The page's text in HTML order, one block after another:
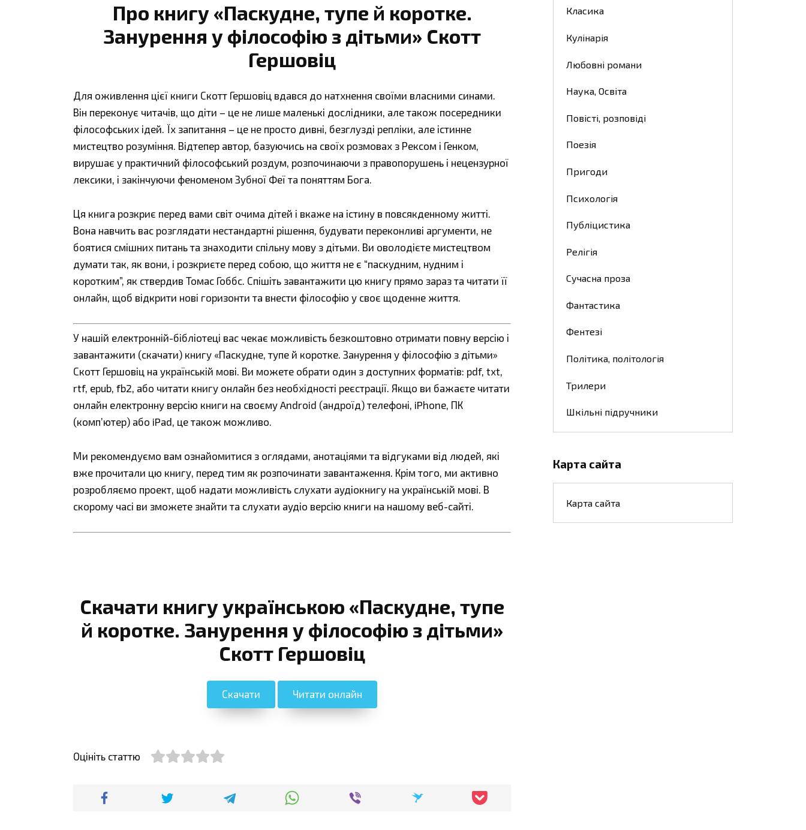
Про книгу «Паскудне, тупе й коротке.
Занурення у філософію з дітьми» Скотт
Гершовіц
Для оживлення цієї книги Скотт Гершовіц вдався до натхнення своїми власними синами.
Він переконує читачів, що діти – це не лише маленькі дослідники, але також посередники
філософських ідей. Їх запитання – це не просто дивні, безглузді репліки, але істинне
мистецтво розуміння. Відтепер автор, базуючись на своїх розмовах з Рексом і Генком,
вирушає у практичний філософський роздум, розпочинаючи з правопорушень і нецензурної
лексики, і закінчуючи феноменом Зубної Феї та поняттям Бога.
Ця книга розкриє перед вами світ очима дітей і вкаже на істину в повсякденному житті.
Вона навчить вас розглядати нестандартні рішення, будувати переконливі аргументи, не
боятися смішних питань та знаходити спільну мову з дітьми. Ви оволодієте мистецтвом
думати так, як вони, і розкриєте перед собою, що життя не є “паскудним, нудним і
коротким”, як ствердив Томас Гоббс. Спішіть завантажити цю книгу прямо зараз та читати її
онлайн, щоб відкрити нові горизонти та внести філософію у своє щоденне життя.
У нашій електронній-бібліотеці вас чекає можливість безкоштовно отримати повну версію і
завантажити (скачати) книгу «Паскудне, тупе й коротке. Занурення у філософію з дітьми»
Скотт Гершовіц на українській мові. Ви можете обрати один з доступних форматів: pdf, txt,
rtf, epub, fb2, або читати книгу онлайн без необхідності реєстрації. Якщо ви бажаєте читати
онлайн електронну версію книги на своєму Android (андроїд) телефоні, iPhone, ПК
(комп’ютер) або iPad, це також можливо.
Ми рекомендуємо вам ознайомитися з оглядами, анотаціями та відгуками від людей, які
вже прочитали цю книгу, перед тим як розпочинати завантаження. Крім того, ми активно
розробляємо проект, щоб надати можливість слухати аудіокнигу на українській мові. В
скорому часі ви зможете знайти та слухати аудіо версію книги на нашому веб-сайті.
Скачати книгу українською «Паскудне, тупе
й коротке. Занурення у філософію з дітьми»
Скотт Гершовіц
Скачати Читати онлайн
Оцініть статтю
Класика
Кулінарія
Любовні романи
Наука, Освіта
Повісті, розповіді
Поезія
Пригоди
Психологія
Публіцистика
Релігія
Сучасна проза
Фантастика
Фентезі
Політика, політологія
Трилери
Шкільні підручники
Карта сайта
Карта сайта